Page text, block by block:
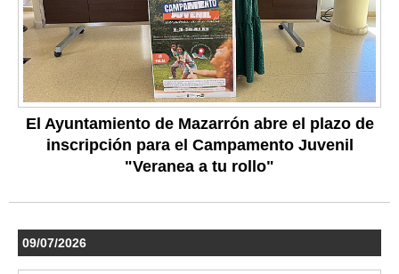
El Ayuntamiento de Mazarrón abre el plazo de
inscripción para el Campamento Juvenil
"Veranea a tu rollo"
09/07/2026